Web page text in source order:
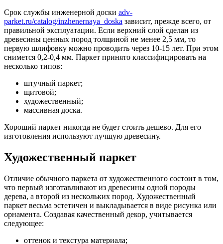
Срок службы инженерной доски adv-
parket.ru/catalog/inzhenernaya_doska зависит, прежде всего, от
правильной эксплуатации. Если верхний слой сделан из
древесины ценных пород толщиной не менее 2,5 мм, то
первую шлифовку можно проводить через 10-15 лет. При этом
снимется 0,2-0,4 мм. Паркет принято классифицировать на
несколько типов:
штучный паркет;
щитовой;
художественный;
массивная доска.
Хороший паркет никогда не будет стоить дешево. Для его
изготовления используют лучшую древесину.
Художественный паркет
Отличие обычного паркета от художественного состоит в том,
что первый изготавливают из древесины одной породы
дерева, а второй из нескольких пород. Художественный
паркет весьма эстетичен и выкладывается в виде рисунка или
орнамента. Создавая качественный декор, учитывается
следующее:
оттенок и текстура материала;